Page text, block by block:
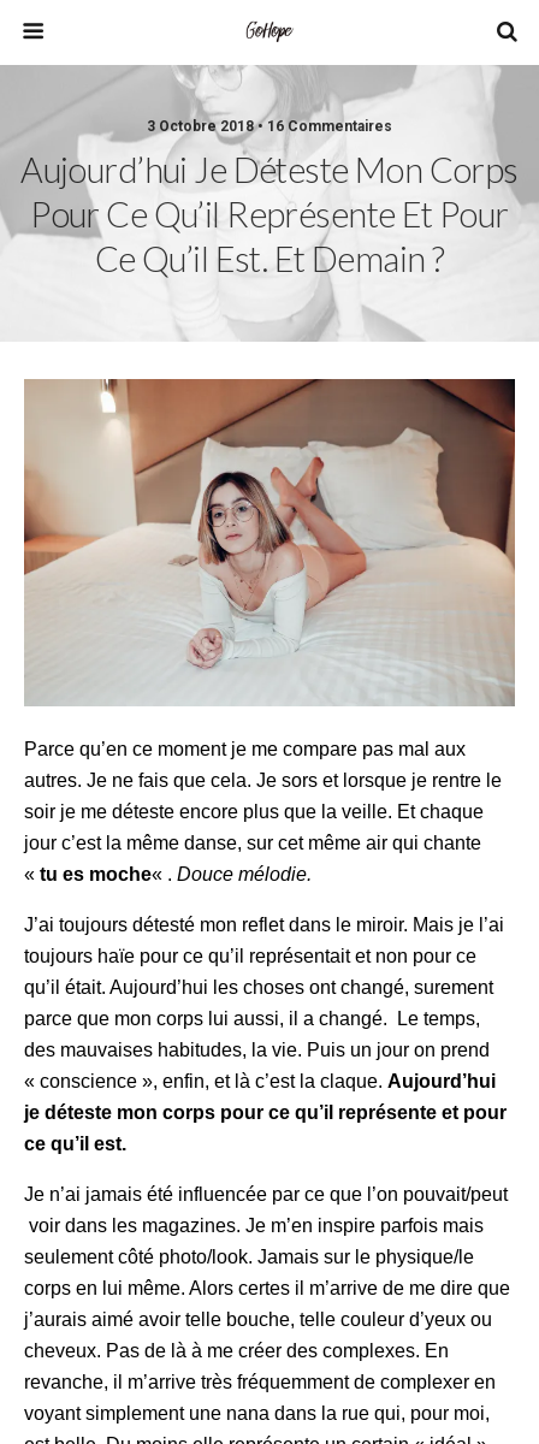
3 Octobre 2018 • 16 Commentaires
Aujourd’hui Je Déteste Mon Corps
Pour Ce Qu’il Représente Et Pour
Ce Qu’il Est. Et Demain ?
Parce qu’en ce moment je me compare pas mal aux
autres. Je ne fais que cela. Je sors et lorsque je rentre le
soir je me déteste encore plus que la veille. Et chaque
jour c’est la même danse, sur cet même air qui chante
« tu es moche« . Douce mélodie.
J’ai toujours détesté mon reflet dans le miroir. Mais je l’ai
toujours haïe pour ce qu’il représentait et non pour ce
qu’il était. Aujourd’hui les choses ont changé, surement
parce que mon corps lui aussi, il a changé. Le temps,
des mauvaises habitudes, la vie. Puis un jour on prend
« conscience », enfin, et là c’est la claque. Aujourd’hui
je déteste mon corps pour ce qu’il représente et pour
ce qu’il est.
Je n’ai jamais été influencée par ce que l’on pouvait/peut
voir dans les magazines. Je m’en inspire parfois mais
seulement côté photo/look. Jamais sur le physique/le
corps en lui même. Alors certes il m’arrive de me dire que
j’aurais aimé avoir telle bouche, telle couleur d’yeux ou
cheveux. Pas de là à me créer des complexes. En
revanche, il m’arrive très fréquemment de complexer en
voyant simplement une nana dans la rue qui, pour moi,